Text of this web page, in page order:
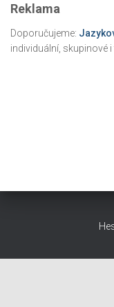
Reklama
Doporučujeme:
individuální, skupinové